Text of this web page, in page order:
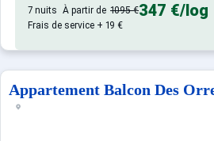
7 nuits À partir de 1095 €347 €/log
Frais de service + 19 €
Appartement Balcon Des